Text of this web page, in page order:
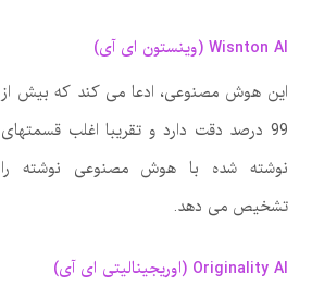
Wisnton AI (وینستون ای آی)
این هوش مصنوعی، ادعا می کند که بیش از
99 درصد دقت دارد و تقریبا اغلب قسمتهای
نوشته شده با هوش مصنوعی نوشته را
تشخیص می دهد.
Originality AI (اوریجینالیتی ای آی)